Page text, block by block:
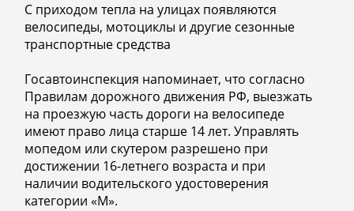
С приходом тепла на улицах появляются
велосипеды, мотоциклы и другие сезонные
транспортные средства
Госавтоинспекция напоминает, что согласно
Правилам дорожного движения РФ, выезжать
на проезжую часть дороги на велосипеде
имеют право лица старше 14 лет. Управлять
мопедом или скутером разрешено при
достижении 16-летнего возраста и при
наличии водительского удостоверения
категории «М».